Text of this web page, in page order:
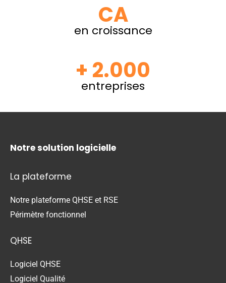
CA
en croissance
+ 2.000
entreprises
Notre solution logicielle
La plateforme
Notre plateforme QHSE et RSE
Périmètre fonctionnel
QHSE
Logiciel QHSE
Logiciel Qualité